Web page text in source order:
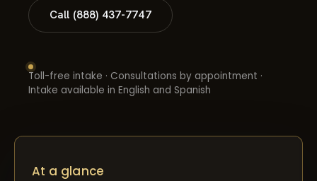
Call (888) 437-7747
Toll-free intake · Consultations by appointment ·
Intake available in English and Spanish
At a glance